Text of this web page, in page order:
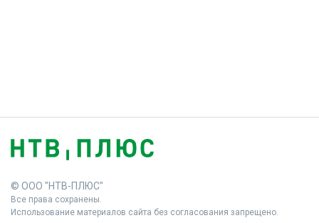
© ООО "НТВ-ПЛЮС"
Все права сохранены.
Использование материалов сайта без согласования запрещено.